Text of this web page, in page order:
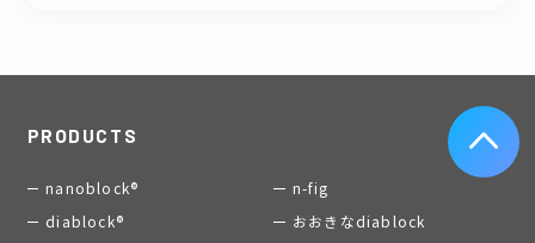
PRODUCTS
nanoblock®
n-fig
diablock®
おおきなdiablock